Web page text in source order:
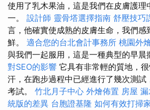
使用了乳木果油，這是我們在皮膚護理
一。 設計師 靈骨塔選擇指南 舒壓技巧
言，他確實使成熟的皮膚生命，我們感
鮮。 適合您的台北會計事務所 桃園外
與我們一起服用，這是一種典型的早晨
對SEO的影響 它具有非常輕的質地，
汗，在跑步過程中已經進行了幾次測試
考試。 竹北月子中心 外燴佈置 房屋 漏
統版的差異 台胞證基隆 如何有效打掃